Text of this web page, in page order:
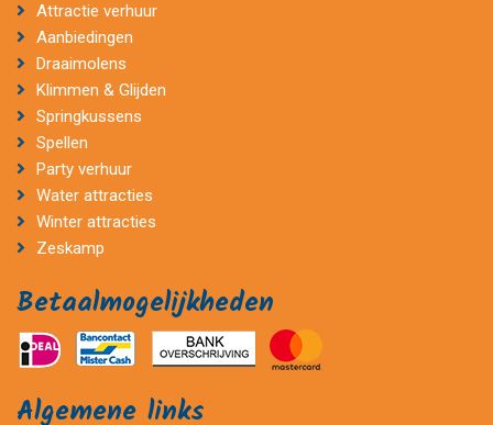
Attractie verhuur
Aanbiedingen
Draaimolens
Klimmen & Glijden
Springkussens
Spellen
Party verhuur
Water attracties
Winter attracties
Zeskamp
Betaalmogelijkheden
Algemene links